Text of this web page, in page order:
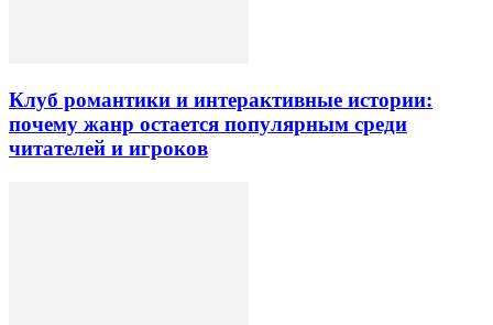
Клуб романтики и интерактивные истории:
почему жанр остается популярным среди
читателей и игроков